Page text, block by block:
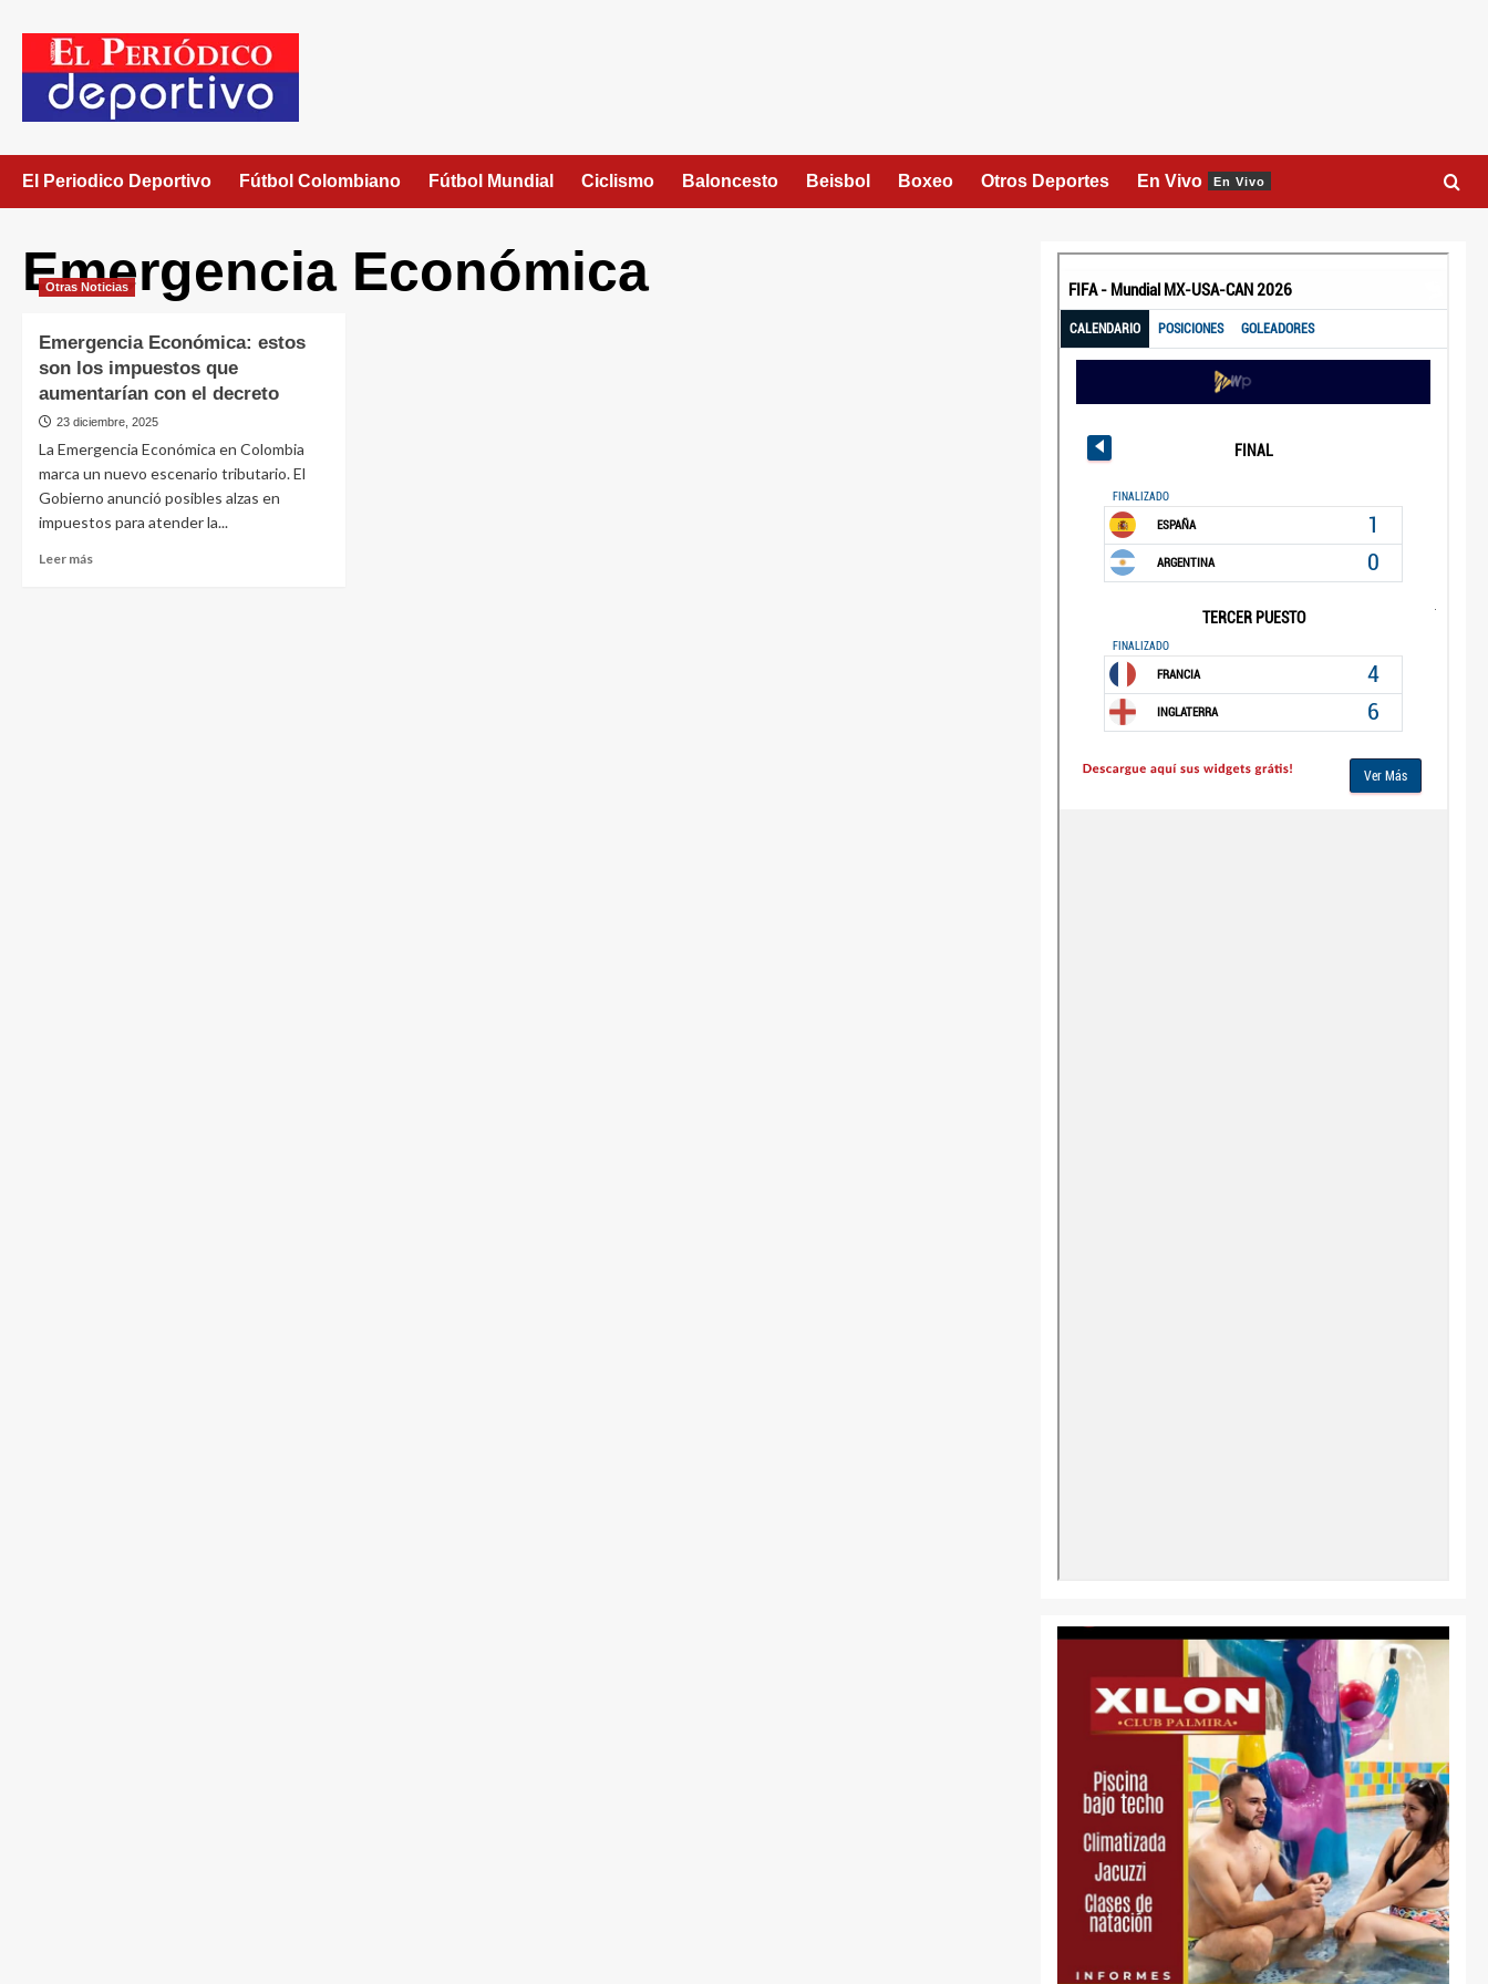
El Periodico Deportivo Fútbol Colombiano Fútbol Mundial Ciclismo Baloncesto Beisbol Boxeo Otros Deportes En Vivo En Vivo
Emergencia Económica
Otras Noticias
Emergencia Económica: estos
son los impuestos que
aumentarían con el decreto
23 diciembre, 2025
La Emergencia Económica en Colombia
marca un nuevo escenario tributario. El
Gobierno anunció posibles alzas en
impuestos para atender la...
Leer más